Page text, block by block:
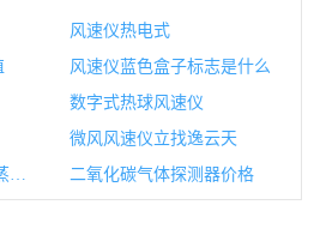
风速仪热电式
风速仪蓝色盒子标志是什么
数字式热球风速仪
微风风速仪立找逸云天
二氧化碳气体探测器价格